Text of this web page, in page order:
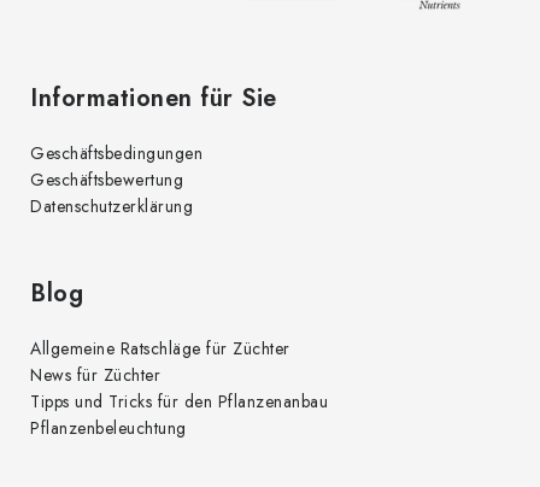
Informationen für Sie
Geschäftsbedingungen
Geschäftsbewertung
Datenschutzerklärung
Blog
Allgemeine Ratschläge für Züchter
News für Züchter
Tipps und Tricks für den Pflanzenanbau
Pflanzenbeleuchtung